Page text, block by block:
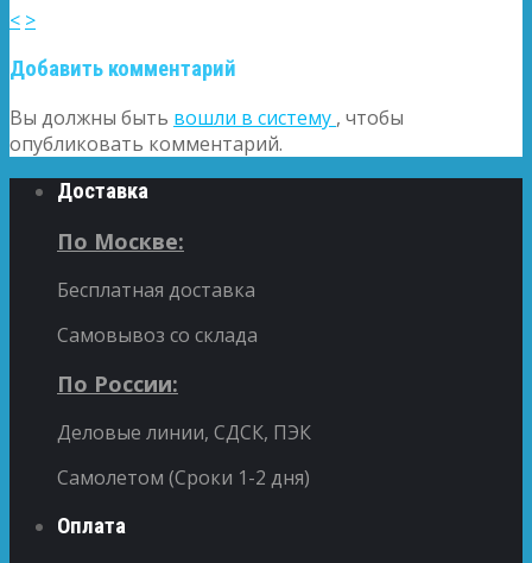
< >
Добавить комментарий
Вы должны быть вошли в систему , чтобы
опубликовать комментарий.
Доставка
По Москве:
Бесплатная доставка
Самовывоз со склада
По России:
Деловые линии, СДСК, ПЭК
Самолетом (Сроки 1-2 дня)
Оплата